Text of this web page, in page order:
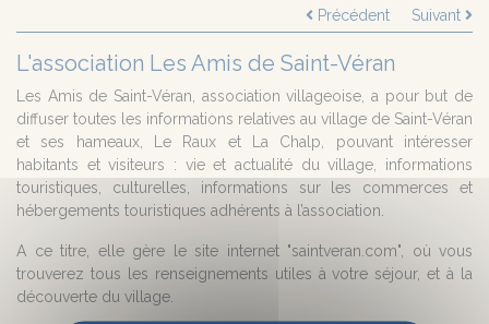
Précédent Suivant
L'association Les Amis de Saint-Véran
Les Amis de Saint-Véran, association villageoise, a pour but de
diffuser toutes les informations relatives au village de Saint-Véran
et ses hameaux, Le Raux et La Chalp, pouvant intéresser
habitants et visiteurs : vie et actualité du village, informations
touristiques, culturelles, informations sur les commerces et
hébergements touristiques adhérents à l’association.
A ce titre, elle gère le site internet "saintveran.com", où vous
trouverez tous les renseignements utiles à votre séjour, et à la
découverte du village.